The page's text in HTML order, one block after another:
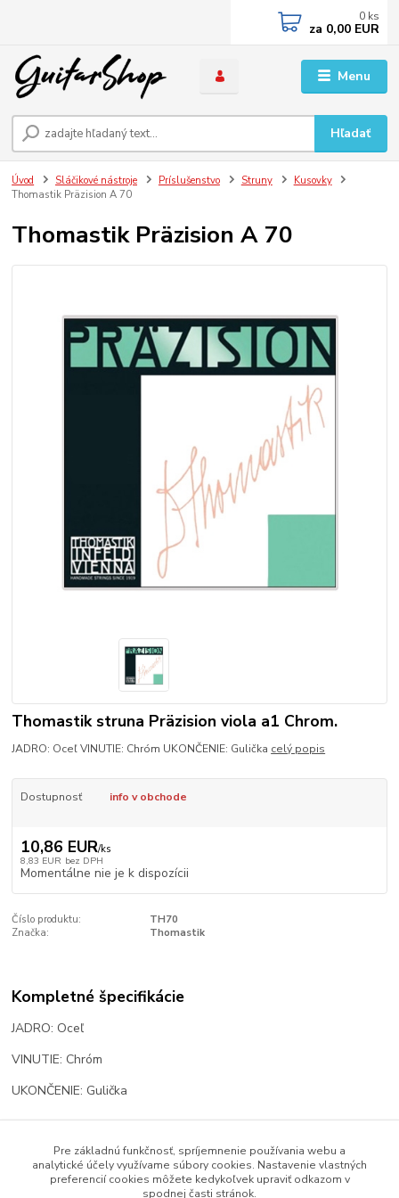
Menu
Hľadať
0 ks
za 0,00 EUR
Úvod Sláčikové nástroje Príslušenstvo Struny
Kusovky
Thomastik Präzision A 70
Thomastik Präzision A 70
Thomastik struna Präzision viola a1 Chrom.
JADRO: Oceľ VINUTIE: Chróm UKONČENIE: Gulička celý popis
Dostupnosť info v obchode
10,86 EUR/ks
8,83 EUR bez DPH
Momentálne nie je k dispozícii
Číslo produktu:
TH70
Značka:
Thomastik
Kompletné špecifikácie
JADRO: Oceľ
VINUTIE: Chróm
UKONČENIE: Gulička
Tovar zaradený v kategóriách
Struny
Pre základnú funkčnosť, spríjemnenie používania webu a
analytické účely využívame súbory cookies. Nastavenie vlastných
preferencií cookies môžete kedykoľvek upraviť odkazom v
spodnej časti stránok.